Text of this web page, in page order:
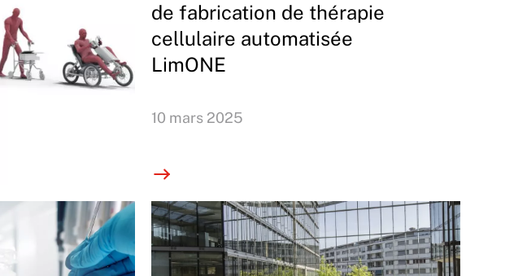
de fabrication de thérapie
cellulaire automatisée
LimONE
10 mars 2025